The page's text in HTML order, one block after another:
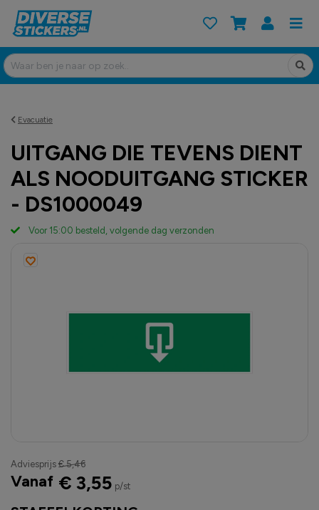
Evacuatie
UITGANG DIE TEVENS DIENT
ALS NOODUITGANG STICKER
- DS1000049
Adviesprijs € 5,46
Vanaf € 3,55 p/st
Voor 15:00 besteld, volgende dag verzonden